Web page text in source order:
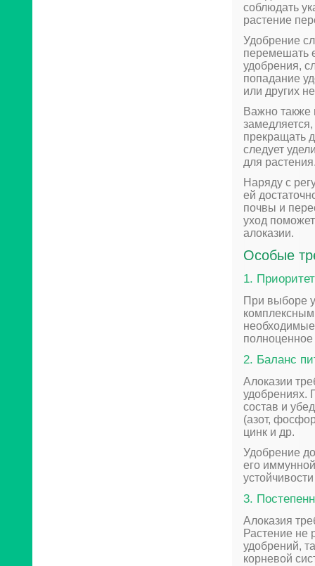
соблюдать
растение
Удобрение
перемешать
удобрения,
попадание
или других
Важно также
прекращать
следует
для
Наряду с
ей
почвы и
уход
алоказии.
Особые
1.
При выборе
полноценное
2. Баланс
Алоказии
удобрениях.
состав и
(азот,
цинк и др.
Удобрение
его
3.
Алоказия
Растение не
удобрений,
корневой